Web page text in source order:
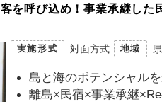
を呼び込め！事業承継した
実施形式 対面方式 地域
島と海のポテンシャル
離島×民宿×事業承継